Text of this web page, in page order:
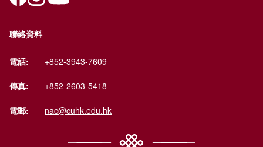
聯絡資料
電話: +852-3943-7609
傳真: +852-2603-5418
電郵: nac@cuhk.edu.hk